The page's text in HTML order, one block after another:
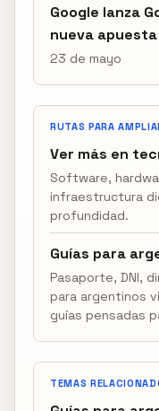
Google lanza
nueva
23 de mayo
RUTAS PARA
Ver más en
Software,
infraestructura
profundidad.
Guías para
Pasaporte, DNI,
para argentinos
guías pensadas
TEMAS